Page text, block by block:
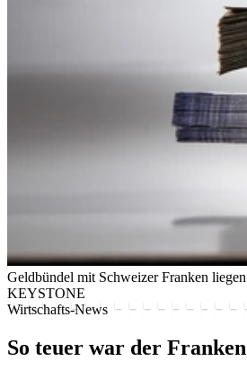
Geldbündel mit Schweizer Franken
KEYSTONE
Wirtschafts-News
So teuer war der